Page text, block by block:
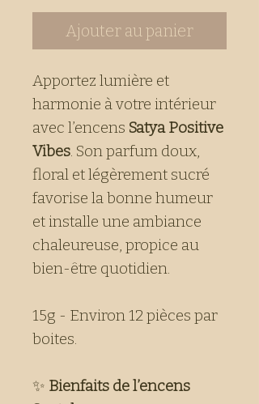
Ajouter au panier
Apportez lumière et
harmonie à votre intérieur
avec l’encens Satya Positive
Vibes. Son parfum doux,
floral et légèrement sucré
favorise la bonne humeur
et installe une ambiance
chaleureuse, propice au
bien-être quotidien.
15g - Environ 12 pièces par
boites.
✨ Bienfaits de l’encens